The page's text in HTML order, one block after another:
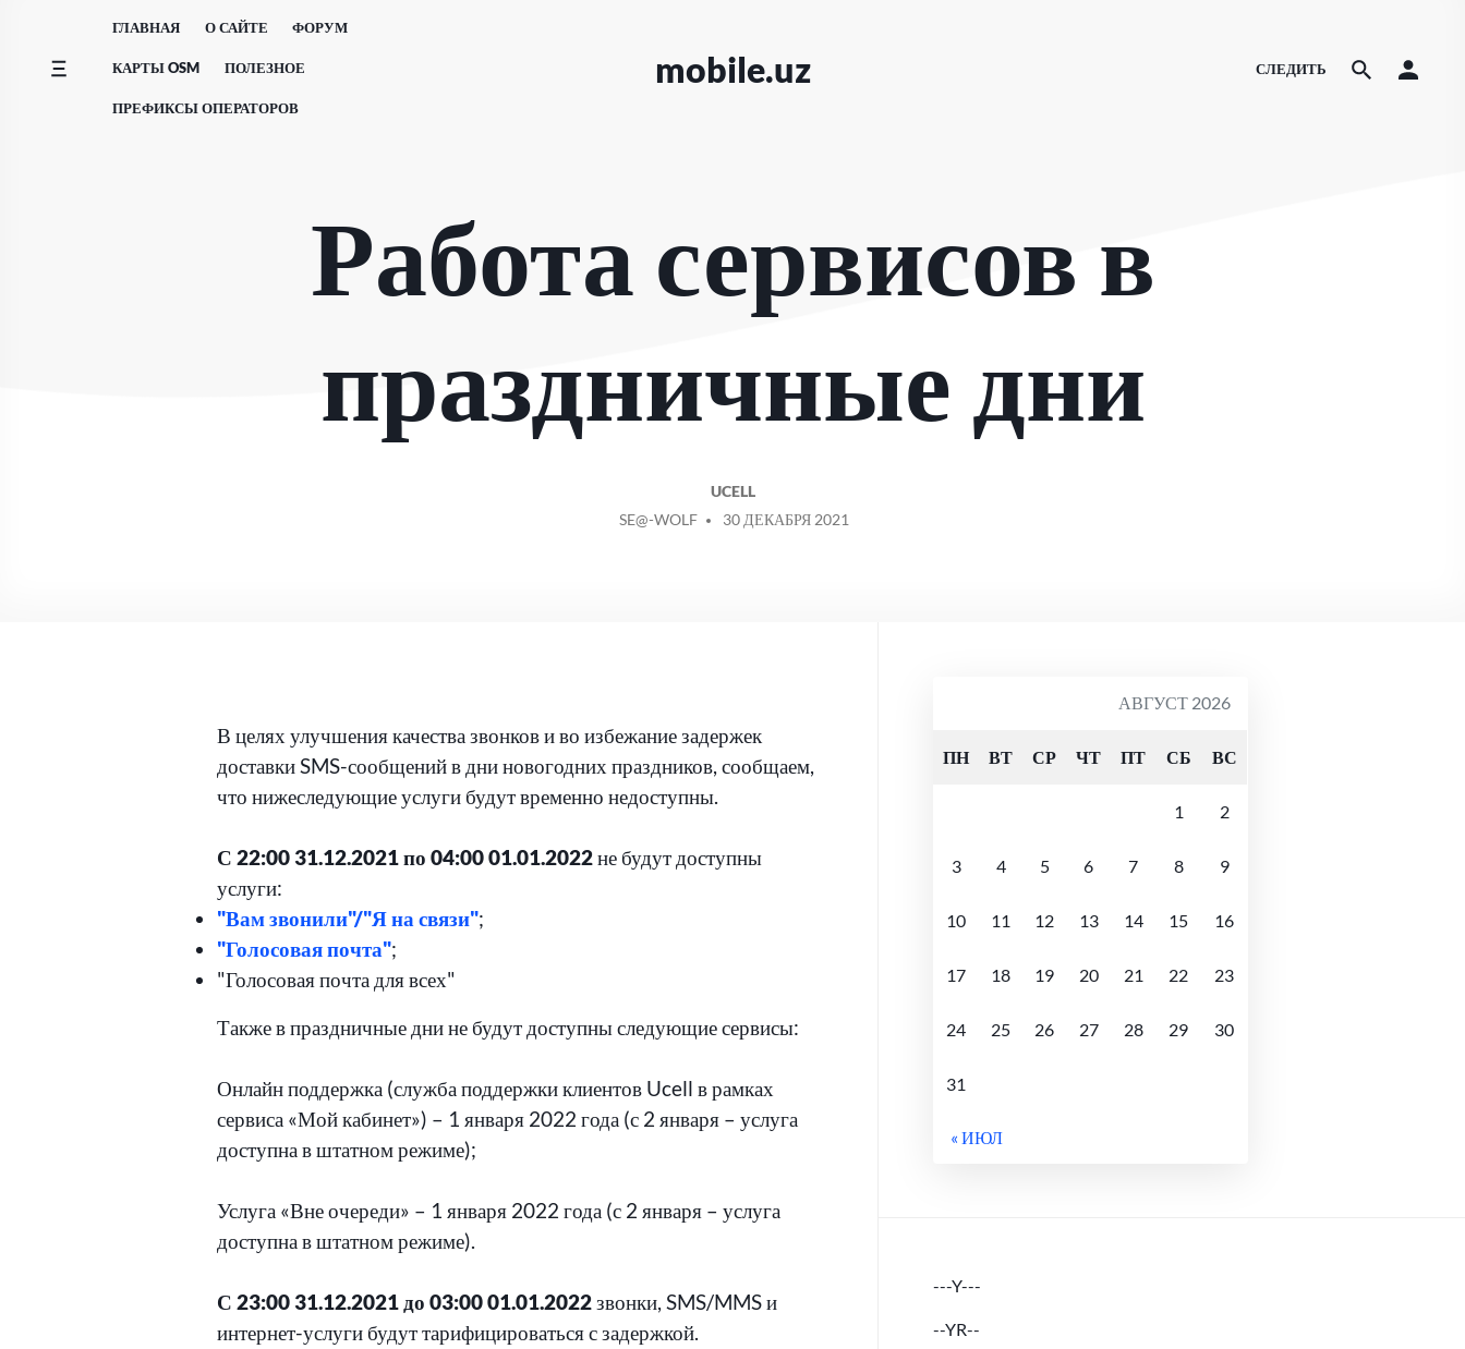
содержимому
ГЛАВНАЯ О САЙТЕ ФОРУМ
КАРТЫ OSM ПОЛЕЗНОЕ
ПРЕФИКСЫ ОПЕРАТОРОВ
mobile.uz СЛЕДИТЬ
Работа сервисов в
праздничные дни
UCELL
СООБЩЕНИЕ
SE@-WOLF 30 ДЕКАБРЯ 2021
В целях улучшения качества звонков и во избежание задержек
доставки SMS-сообщений в дни новогодних праздников, сообщаем,
что нижеследующие услуги будут временно недоступны.
С 22:00 31.12.2021 по 04:00 01.01.2022не будут доступны
услуги:
"Вам звонили"/"Я на связи";
"Голосовая почта";
"Голосовая почта для всех"
Также в праздничные дни не будут доступны следующие сервисы:
Онлайн поддержка (служба поддержки клиентов Ucell в рамках
сервиса «Мой кабинет») – 1 января 2022 года (с 2 января – услуга
доступна в штатном режиме);
Услуга «Вне очереди» – 1 января 2022 года (с 2 января – услуга
доступна в штатном режиме).
С 23:00 31.12.2021 до 03:00 01.01.2022 звонки, SMS/MMS и
интернет-услуги будут тарифицироваться с задержкой.
АВГУСТ 2026
ПН ВТ СР ЧТ ПТ СБ ВС
1 2
3 4 5 6 7 8 9
10 11 12 13 14 15 16
17 18 19 20 21 22 23
24 25 26 27 28 29 30
31
« ИЮЛ
---Y---
--YR--